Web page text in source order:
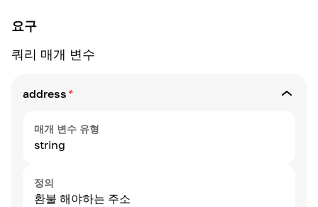
요구
쿼리 매개 변수
address*
매개 변수 유형
string
정의
환불 해야하는 주소